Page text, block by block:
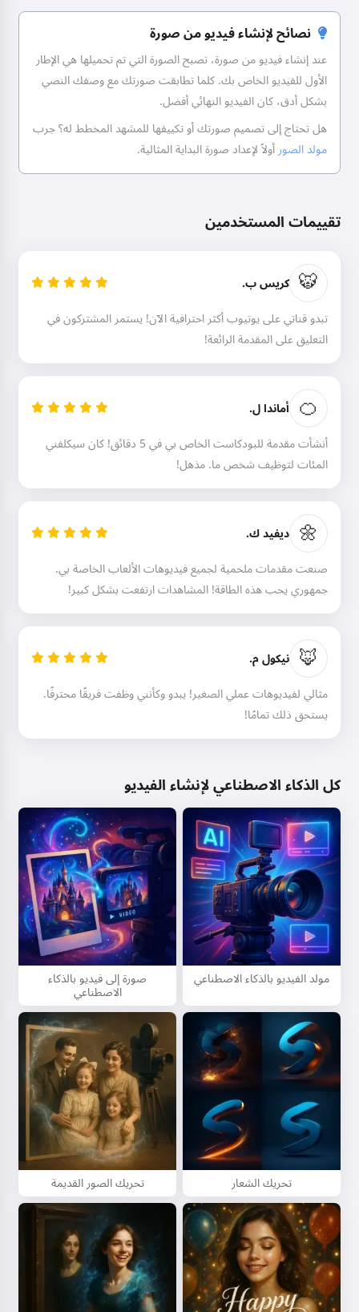
نصائح لإنشاء فيديو من صورة
عند إنشاء فيديو من صورة، تصبح الصورة التي تم تحميلها هي الإطار
الأول للفيديو الخاص بك. كلما تطابقت صورتك مع وصفك النصي
بشكل أدق، كان الفيديو النهائي أفضل.
هل تحتاج إلى تصميم صورتك أو تكييفها للمشهد المخطط له؟ جرب
مولد الصورأولاً لإعداد صورة البداية المثالية.
تقييمات المستخدمين
🐯 كريس ب.
تبدو قناتي على يوتيوب أكثر احترافية الآن! يستمر المشتركون في
التعليق على المقدمة الرائعة!
🍊 أماندا ل.
أنشأت مقدمة للبودكاست الخاص بي في 5 دقائق! كان سيكلفني
المئات لتوظيف شخص ما. مذهل!
🌼 ديفيد ك.
صنعت مقدمات ملحمية لجميع فيديوهات الألعاب الخاصة بي.
جمهوري يحب هذه الطاقة! المشاهدات ارتفعت بشكل كبير!
🦊 نيكول م.
مثالي لفيديوهات عملي الصغير! يبدو وكأنني وظفت فريقًا محترفًا.
يستحق ذلك تمامًا!
كل الذكاء الاصطناعي لإنشاء الفيديو
مولد الفيديو بالذكاء الاصطناعي صورة إلى فيديو بالذكاء
الاصطناعي
تحريك الشعار تحريك الصور القديمة
أروي حكايات سحرية قبل النوم
اقرأ حكاية
ببدء استخدام الخدمة، فإنك توافق على: شروط الخدمة, سياسة
الخصوصية,سياسة استرداد الأموال